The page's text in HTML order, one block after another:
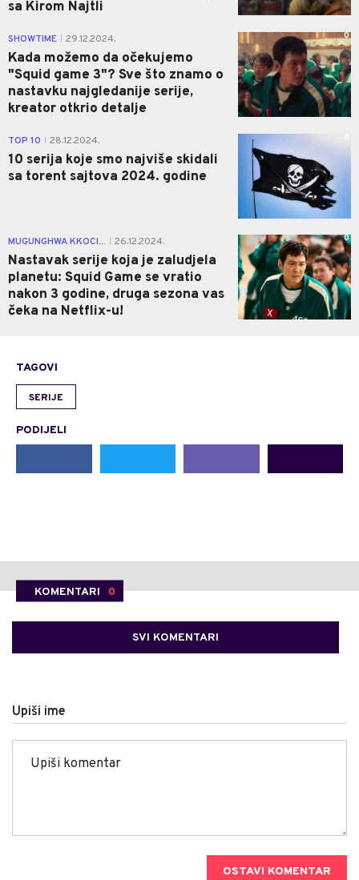
sa Kirom Najtli
SHOWTIME 29.12.2024.
Kada možemo da očekujemo
"Squid game 3"? Sve što znamo o
nastavku najgledanije serije,
kreator otkrio detalje
0
TOP 10 28.12.2024.
10 serija koje smo najviše skidali
sa torent sajtova 2024. godine
0
MUGUNGHWA KKOCI... 26.12.2024.
Nastavak serije koja je zaludjela
planetu: Squid Game se vratio
nakon 3 godine, druga sezona vas
čeka na Netflix-u!
0
TAGOVI
SERIJE
PODIJELI
KOMENTARI 0
SVI KOMENTARI
Upiši ime
OSTAVI KOMENTAR